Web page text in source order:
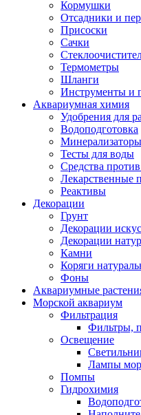
Кормушки
Отсадники и
Присоски
Сачки
Термометры
Шланги
Инструменты и
Аквариумная химия
Удобрения для
Водоподготовка
Минерализаторы
Тесты для воды
Средства
Лекарственные
Реактивы
Декорации
Грунт
Декорации
Декорации
Камни
Коряги
Фоны
Аквариумные
Морской аквариум
Фильтрация
Фильтры,
Освещение
Лампы
Помпы
Гидрохимия